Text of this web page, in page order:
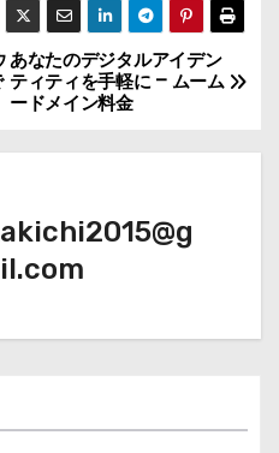
あなたのデジタルアイデン
ティティを手軽に – ムーム
ードメイン料金